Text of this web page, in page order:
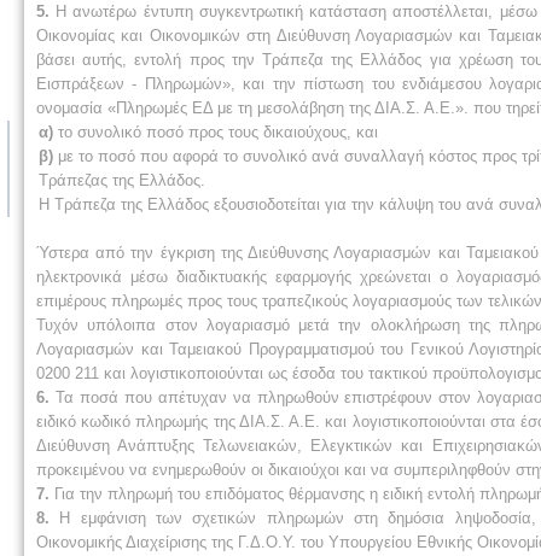
5. Η ανωτέρω έντυπη συγκεντρωτική κατάσταση αποστέλλεται,
Οικονομίας και Οικονομικών στη Διεύθυνση Λογαριασμών και
βάσει αυτής, εντολή προς την Τράπεζα της Ελλάδος για χρέωση
Εισπράξεων - Πληρωμών», και την πίστωση του ενδιάμεσου
ονομασία «Πληρωμές ΕΔ με τη μεσολάβηση της ΔΙΑ.Σ. Α.Ε.». που
α) το συνολικό ποσό προς τους δικαιούχους, και
β) με το ποσό που αφορά το συνολικό ανά συναλλαγή κόστος προς
Τράπεζας της Ελλάδος.
Η Τράπεζα της Ελλάδος εξουσιοδοτείται για την κάλυψη του ανά
Ύστερα από την έγκριση της Διεύθυνσης Λογαριασμών και
ηλεκτρονικά μέσω διαδικτυακής εφαρμογής χρεώνεται ο
επιμέρους πληρωμές προς τους τραπεζικούς λογαριασμούς των
Τυχόν υπόλοιπα στον λογαριασμό μετά την ολοκλήρωση της
Λογαριασμών και Ταμειακού Προγραμματισμού του Γενικού
0200 211 και λογιστικοποιούνται ως έσοδα του τακτικού
6. Τα ποσά που απέτυχαν να πληρωθούν επιστρέφουν στον
ειδικό κωδικό πληρωμής της ΔΙΑ.Σ. Α.Ε. και λογιστικοποιούνται
Διεύθυνση Ανάπτυξης Τελωνειακών, Ελεγκτικών και
προκειμένου να ενημερωθούν οι δικαιούχοι και να συμπεριληφθούν
7. Για την πληρωμή του επιδόματος θέρμανσης η ειδική εντολή
8. Η εμφάνιση των σχετικών πληρωμών στη δημόσια ληψοδοσία,
Οικονομικής Διαχείρισης της Γ.Δ.Ο.Υ. του Υπουργείου Εθνικής